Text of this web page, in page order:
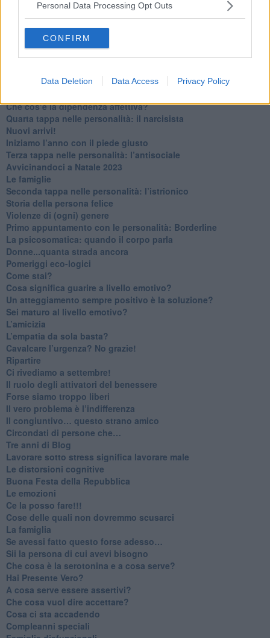
Personal Data Processing Opt Outs
CONFIRM
Data Deletion Data Access Privacy Policy
​Parole d’amore regalate al vento
​Essere genitori di un adolescente
​Saper pazientare
​Giornata del Fiocchetto Lilla
​Venerdì emozionalmente sostenibile
Contornati di persone che…
Che cos’è la dipendenza affettiva?
Quarta tappa nelle personalità: il narcisista
​Nuovi arrivi!
​Iniziamo l’anno con il piede giusto
​Terza tappa nelle personalità: l’antisociale
​Avvicinandoci a Natale 2023
Le famiglie
Seconda tappa nelle personalità: l’istrionico
​Storia della persona felice
Violenze di (ogni) genere
​Primo appuntamento con le personalità: Borderline
La psicosomatica: quando il corpo parla
Donne...quanta strada ancora
​Pomeriggi eco-logici
​Come stai?
Cosa significa guarire a livello emotivo?
​Un atteggiamento sempre positivo è la soluzione?
​Sei maturo al livello emotivo?
​L’amicizia
​L’empatia da sola basta?
​Cavalcare l’urgenza? No grazie!
Ripartire
​Ci rivediamo a settembre!
​Il ruolo degli attivatori del benessere
​Forse siamo troppo liberi
​Il vero problema è l’indifferenza
​Il congiuntivo… questo strano amico
​Circondati di persone che…
​Tre anni di Blog
​Lavorare sotto stress significa lavorare male
​Le distorsioni cognitive
​Buona Festa della Repubblica
Le emozioni
​Ce la posso fare!!!
​Cose delle quali non dovremmo scusarci
​La famiglia
​Se avessi fatto questo forse adesso…
​Sii la persona di cui avevi bisogno
Che cosa è la serotonina e a cosa serve?
​Hai Presente Vero?
A cosa serve essere assertivi?
​Che cosa vuol dire accettare?
​Cosa ci sta accadendo
​Compleanni speciali